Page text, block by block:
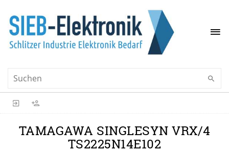
TAMAGAWA SINGLESYN VRX/4
TS2225N14E102